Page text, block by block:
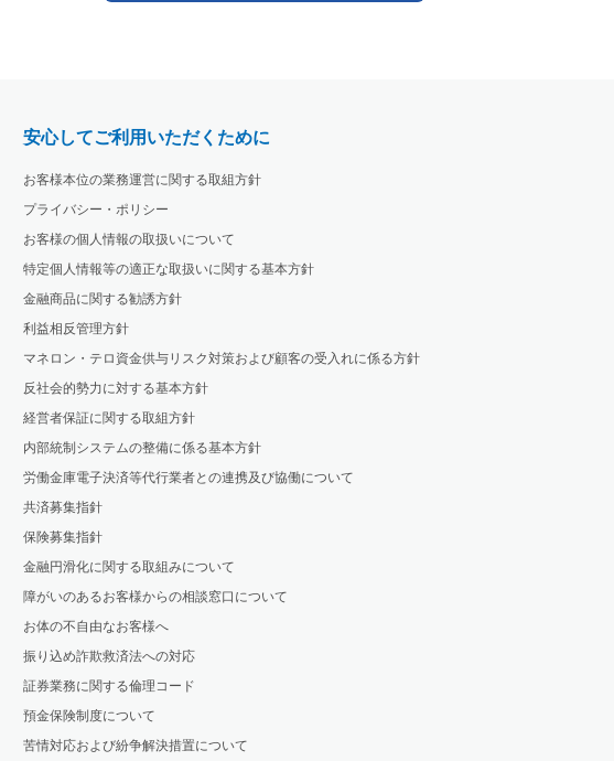
安心してご利用いただくために
お客様本位の業務運営に関する取組方針
プライバシー・ポリシー
お客様の個人情報の取扱いについて
特定個人情報等の適正な取扱いに関する基本方針
金融商品に関する勧誘方針
利益相反管理方針
マネロン・テロ資金供与リスク対策および顧客の受入れに係る方針
反社会的勢力に対する基本方針
経営者保証に関する取組方針
内部統制システムの整備に係る基本方針
労働金庫電子決済等代行業者との連携及び協働について
共済募集指針
保険募集指針
金融円滑化に関する取組みについて
障がいのあるお客様からの相談窓口について
お体の不自由なお客様へ
振り込め詐欺救済法への対応
証券業務に関する倫理コード
預金保険制度について
苦情対応および紛争解決措置について